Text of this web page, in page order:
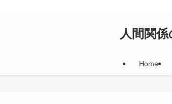
人間関
Home